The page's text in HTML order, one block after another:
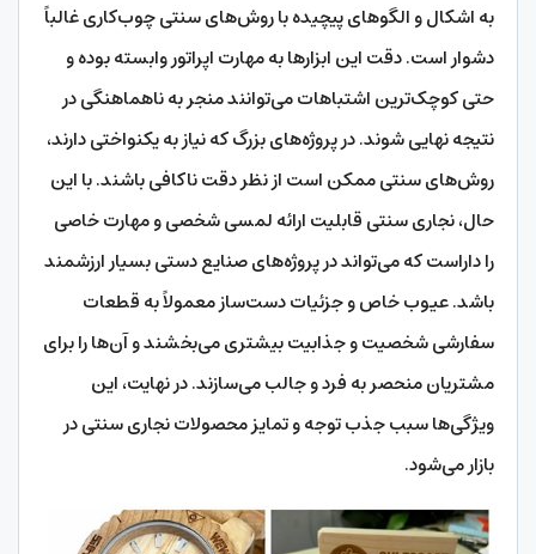
به اشکال و الگوهای پیچیده با روش‌های سنتی چوب‌کاری غالباً
دشوار است. دقت این ابزارها به مهارت اپراتور وابسته بوده و
حتی کوچک‌ترین اشتباهات می‌توانند منجر به ناهماهنگی در
نتیجه نهایی شوند. در پروژه‌های بزرگ که نیاز به یکنواختی دارند،
روش‌های سنتی ممکن است از نظر دقت ناکافی باشند. با این
حال، نجاری سنتی قابلیت ارائه لمسی شخصی و مهارت خاصی
را داراست که می‌تواند در پروژه‌های صنایع دستی بسیار ارزشمند
باشد. عیوب خاص و جزئیات دست‌ساز معمولاً به قطعات
سفارشی شخصیت و جذابیت بیشتری می‌بخشند و آن‌ها را برای
مشتریان منحصر به فرد و جالب می‌سازند. در نهایت، این
ویژگی‌ها سبب جذب توجه و تمایز محصولات نجاری سنتی در
بازار می‌شود.